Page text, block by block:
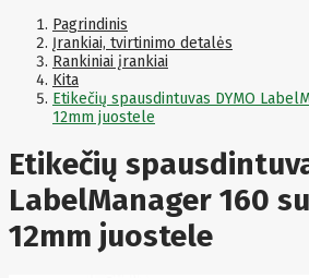
Apc
Apollo
Apple
Aqara
Arctic
Armac
ASM
Asrock
Assmann
ASSMANN
Astroenergy
Pagrindinis
Įrankiai, tvirtinimo detalės
Rankiniai įrankiai
Kita
Etikečių spausdintuvas DYMO
12mm juostele
Etikečių
LabelManager 160
12mm juostele